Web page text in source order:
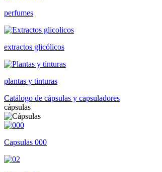
perfumes
extractos glicólicos
plantas y tinturas
Catálogo de cápsulas y capsuladores
cápsulas
Capsulas 000